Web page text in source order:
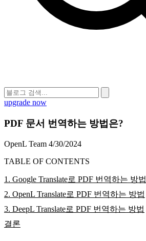
upgrade now
PDF 문서 번역하는 방법은?
OpenL Team 4/30/2024
TABLE OF CONTENTS
1. Google Translate로 PDF 번역하는 방법
2. OpenL Translate로 PDF 번역하는 방법
3. DeepL Translate로 PDF 번역하는 방법
결론